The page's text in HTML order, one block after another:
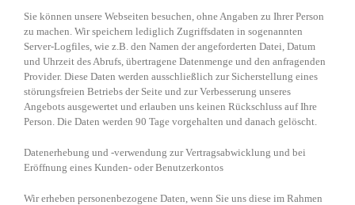
Sie können unsere Webseiten besuchen, ohne Angaben zu Ihrer Person
zu machen. Wir speichern lediglich Zugriffsdaten in sogenannten
Server-Logfiles, wie z.B. den Namen der angeforderten Datei, Datum
und Uhrzeit des Abrufs, übertragene Datenmenge und den anfragenden
Provider. Diese Daten werden ausschließlich zur Sicherstellung eines
störungsfreien Betriebs der Seite und zur Verbesserung unseres
Angebots ausgewertet und erlauben uns keinen Rückschluss auf Ihre
Person. Die Daten werden 90 Tage vorgehalten und danach gelöscht.
Datenerhebung und -verwendung zur Vertragsabwicklung und bei
Eröffnung eines Kunden- oder Benutzerkontos
Wir erheben personenbezogene Daten, wenn Sie uns diese im Rahmen